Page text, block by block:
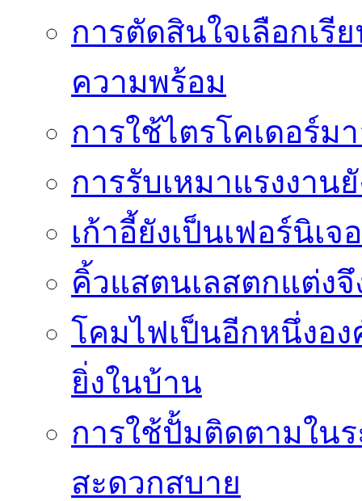
การตัดสินใจเลือกเรี
ความพร้อม
การใช้ไตรโคเดอร์ม
การรับเหมาแรงงา
เก้าอี้ยังเป็นเฟอร์นิเ
คิ้วแสตนเลสตกแต่ง
โคมไฟเป็นอีกหนึ่งอ
ยิ่งในบ้าน
การใช้ปั้มติดตามใน
สะดวกสบาย